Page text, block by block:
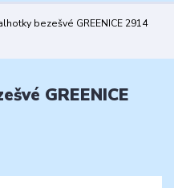
bezešvé GREENICE 2914
GREENICE